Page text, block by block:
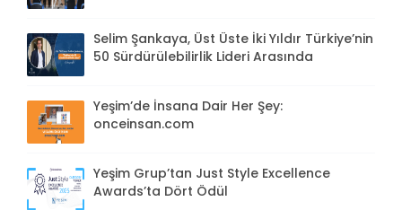
Selim Şankaya, Üst Üste İki Yıldır Türkiye’nin
50 Sürdürülebilirlik Lideri Arasında
Yeşim’de İnsana Dair Her Şey:
onceinsan.com
Yeşim Grup’tan Just Style Excellence
Awards’ta Dört Ödül